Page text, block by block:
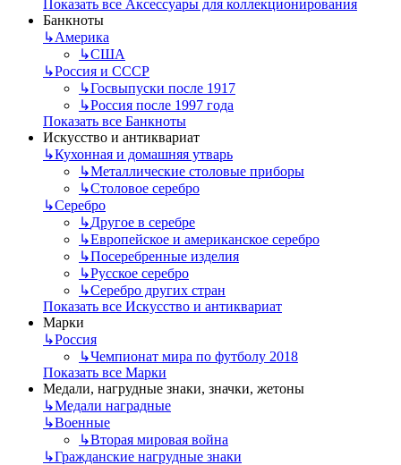
Показать все Аксессуары для коллекционирования
Банкноты
↳Америка
↳США
↳Россия и СССР
↳Госвыпуски после 1917
↳Россия после 1997 года
Показать все Банкноты
Искусство и антиквариат
↳Кухонная и домашняя утварь
↳Металлические столовые приборы
↳Столовое серебро
↳Серебро
↳Другое в серебре
↳Европейское и американское серебро
↳Посеребренные изделия
↳Русское серебро
↳Серебро других стран
Показать все Искусство и антиквариат
Марки
↳Россия
↳Чемпионат мира по футболу 2018
Показать все Марки
Медали, нагрудные знаки, значки, жетоны
↳Mедали наградные
↳Военные
↳Вторая мировая война
↳Гражданские нагрудные знаки